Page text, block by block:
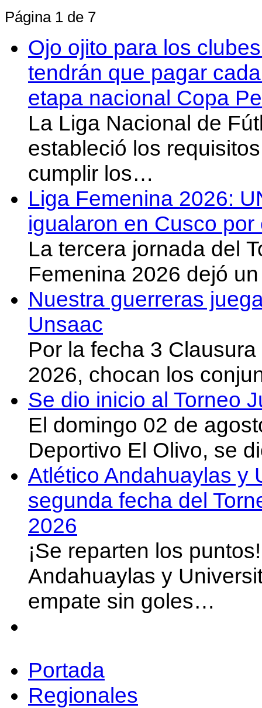
Página 1 de 7
Ojo ojito para los
tendrán que pagar
etapa nacional Copa
La Liga Nacional de
estableció los
cumplir los…
Liga Femenina 2026:
igualaron en Cusco
La tercera jornada del
Femenina 2026 dejó
Nuestra guerreras
Unsaac
Por la fecha 3
2026, chocan los
Se dio inicio al Torneo
El domingo 02 de
Deportivo El Olivo, se
Atlético Andahuaylas y
segunda fecha del
2026
¡Se reparten los
Andahuaylas y
empate sin goles…
Portada
Regionales